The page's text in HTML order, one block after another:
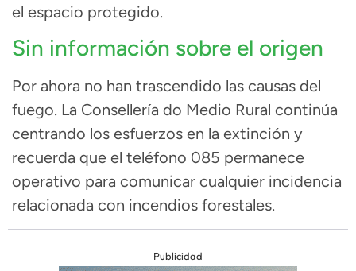
el espacio protegido.
Sin información sobre el origen
Por ahora no han trascendido las causas del
fuego. La Consellería do Medio Rural continúa
centrando los esfuerzos en la extinción y
recuerda que el teléfono 085 permanece
operativo para comunicar cualquier incidencia
relacionada con incendios forestales.
Publicidad